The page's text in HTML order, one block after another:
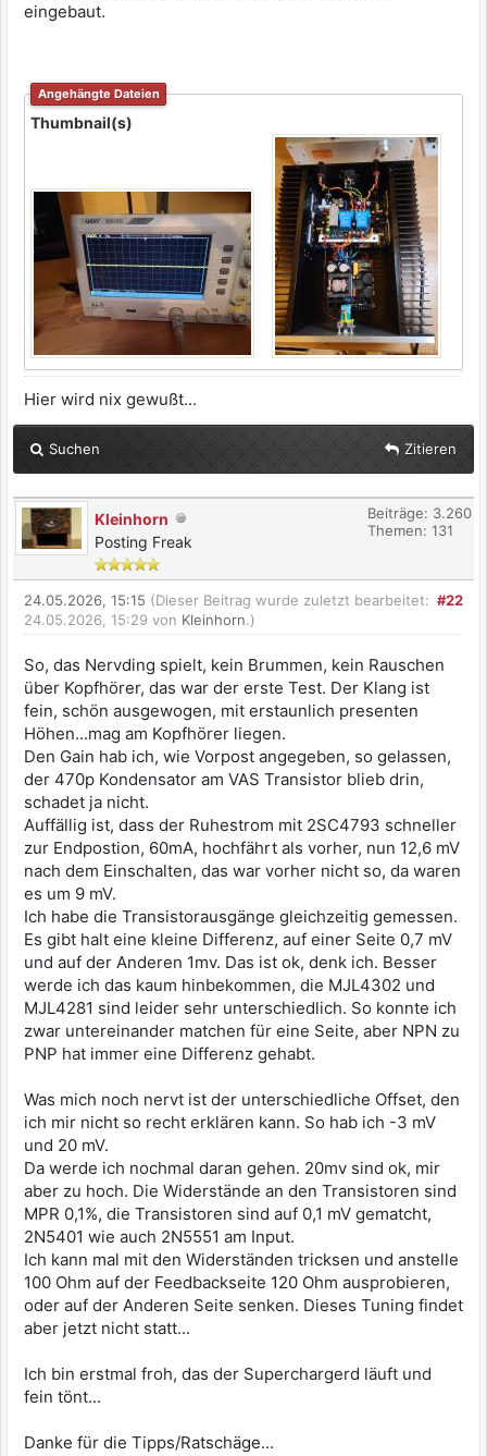
eingebaut.
Angehängte Dateien
Thumbnail(s)
Hier wird nix gewußt...
Suchen Zitieren
Kleinhorn
Posting Freak
Beiträge: 3.260
Themen: 131
#22
24.05.2026, 15:15 (Dieser Beitrag wurde zuletzt bearbeitet:
24.05.2026, 15:29 von Kleinhorn.)
So, das Nervding spielt, kein Brummen, kein Rauschen
über Kopfhörer, das war der erste Test. Der Klang ist
fein, schön ausgewogen, mit erstaunlich presenten
Höhen...mag am Kopfhörer liegen.
Den Gain hab ich, wie Vorpost angegeben, so gelassen,
der 470p Kondensator am VAS Transistor blieb drin,
schadet ja nicht.
Auffällig ist, dass der Ruhestrom mit 2SC4793 schneller
zur Endpostion, 60mA, hochfährt als vorher, nun 12,6 mV
nach dem Einschalten, das war vorher nicht so, da waren
es um 9 mV.
Ich habe die Transistorausgänge gleichzeitig gemessen.
Es gibt halt eine kleine Differenz, auf einer Seite 0,7 mV
und auf der Anderen 1mv. Das ist ok, denk ich. Besser
werde ich das kaum hinbekommen, die MJL4302 und
MJL4281 sind leider sehr unterschiedlich. So konnte ich
zwar untereinander matchen für eine Seite, aber NPN zu
PNP hat immer eine Differenz gehabt.
Was mich noch nervt ist der unterschiedliche Offset, den
ich mir nicht so recht erklären kann. So hab ich -3 mV
und 20 mV.
Da werde ich nochmal daran gehen. 20mv sind ok, mir
aber zu hoch. Die Widerstände an den Transistoren sind
MPR 0,1%, die Transistoren sind auf 0,1 mV gematcht,
2N5401 wie auch 2N5551 am Input.
Ich kann mal mit den Widerständen tricksen und anstelle
100 Ohm auf der Feedbackseite 120 Ohm ausprobieren,
oder auf der Anderen Seite senken. Dieses Tuning findet
aber jetzt nicht statt...
Ich bin erstmal froh, das der Superchargerd läuft und
fein tönt...
Danke für die Tipps/Ratschäge...